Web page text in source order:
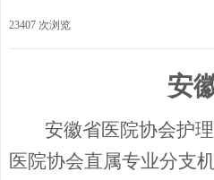
23407 次浏览
安
安徽省医院协会护
医院协会直属专业分支机